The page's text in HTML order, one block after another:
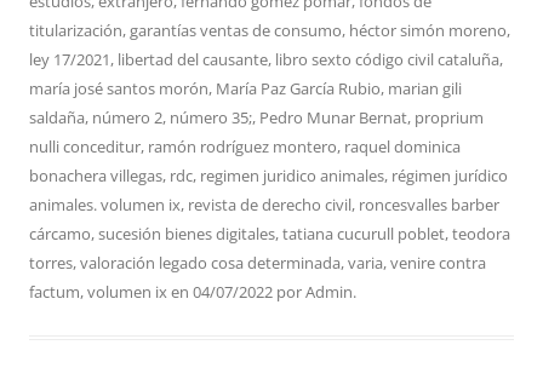
titularización,garantías ventas de consumo, héctor simón moreno,
ley 17/2021, libertad del causante, libro sexto código civil cataluña,
maría josé santos morón, María Paz García Rubio, marian gili
saldaña, número 2, número 35;, Pedro Munar Bernat, proprium
nulli conceditur, ramón rodríguez montero, raquel dominica
bonachera villegas, rdc, regimen juridico animales, régimen jurídico
animales. volumen ix, revista de derecho civil, roncesvalles barber
cárcamo,sucesión bienes digitales,tatiana cucurull poblet,teodora
torres,valoración legado cosa determinada,varia,venire contra
factum,volumen ixen 04/07/2022 porAdmin.